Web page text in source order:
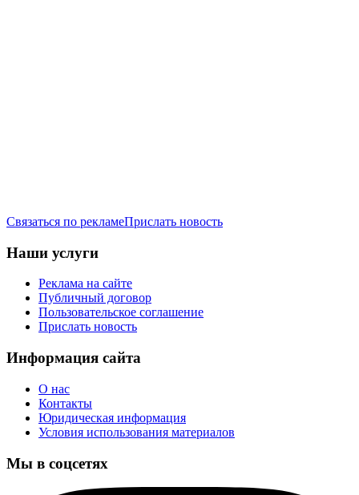
Связаться по рекламеПрислать новость
Наши услуги
Реклама на сайте
Публичный договор
Пользовательское соглашение
Прислать новость
Информация сайта
О нас
Контакты
Юридическая информация
Условия использования материалов
Мы в соцсетях